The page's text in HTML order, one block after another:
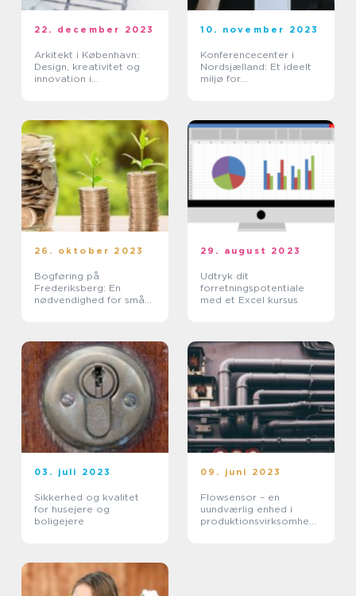
22. december 2023
Arkitekt i København:
Design, kreativitet og
innovation i
10. november 2023
Konferencecenter i
Nordsjælland: Et ideelt
miljø for
26. oktober 2023
Bogføring på
Frederiksberg: En
nødvendighed for små
29. august 2023
Udtryk dit
forretningspotentiale
med et Excel kursus
03. juli 2023
Sikkerhed og kvalitet
for husejere og
boligejere
09. juni 2023
Flowsensor – en
uundværlig enhed i
produktionsvirksomhede